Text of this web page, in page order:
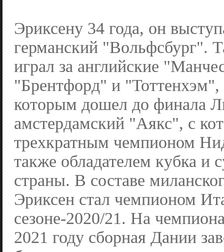
Эриксену 34 года, он
германский "Вольфсбург".
играл за английские
"Брентфорд" и "Тоттенхэм",
которым дошел до финала
амстердамский "Аякс", с
трехкратным чемпионом
также обладателем кубка и
страны. В составе
Эриксен стал чемпионом
сезоне-2020/21. На
2021 году сборная Дании